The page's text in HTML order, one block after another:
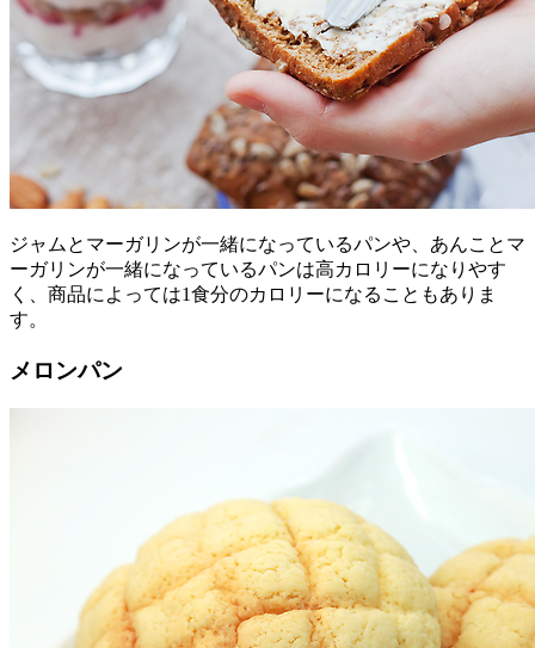
ジャムとマーガリンが一緒になっているパンや、あんことマ
ーガリンが一緒になっているパンは高カロリーになりやす
く、商品によっては1食分のカロリーになることもありま
す。
メロンパン